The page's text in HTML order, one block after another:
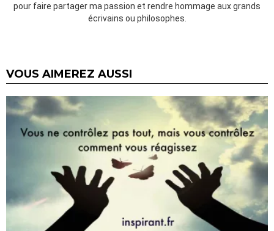
pour faire partager ma passion et rendre hommage aux grands
écrivains ou philosophes.
VOUS AIMEREZ AUSSI